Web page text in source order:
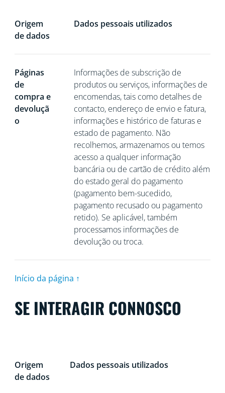
Origem
de dados
Dados pessoais utilizados
Páginas
de
compra e
devoluçã
o
Informações de subscrição de
produtos ou serviços, informações de
encomendas, tais como detalhes de
contacto, endereço de envio e fatura,
informações e histórico de faturas e
estado de pagamento. Não
recolhemos, armazenamos ou temos
acesso a qualquer informação
bancária ou de cartão de crédito além
do estado geral do pagamento
(pagamento bem-sucedido,
pagamento recusado ou pagamento
retido). Se aplicável, também
processamos informações de
devolução ou troca.
Início da página ↑
SE INTERAGIR CONNOSCO
Origem
de dados
Dados pessoais utilizados